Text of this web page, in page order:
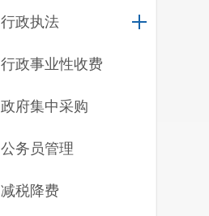
行政执法
行政事业性收费
政府集中采购
公务员管理
减税降费